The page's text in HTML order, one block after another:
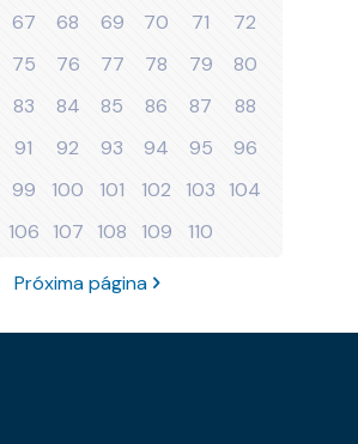
67 68 69 70 71
72
75 76 77 78 79
80
83 84 85 86 87
88
91 92 93 94 95
96
99 100 101 102 103 104
106 107 108 109 110
Próxima página